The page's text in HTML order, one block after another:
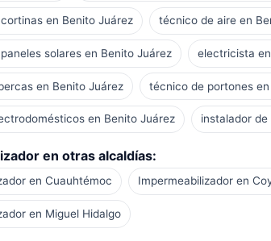
en Benito Juárez técnico de aire en
solares en Benito Juárez electricista
en Benito Juárez técnico de portones
en Benito Juárez instalador
en otras alcaldías:
en Cuauhtémoc Impermeabilizador en
en Miguel Hidalgo